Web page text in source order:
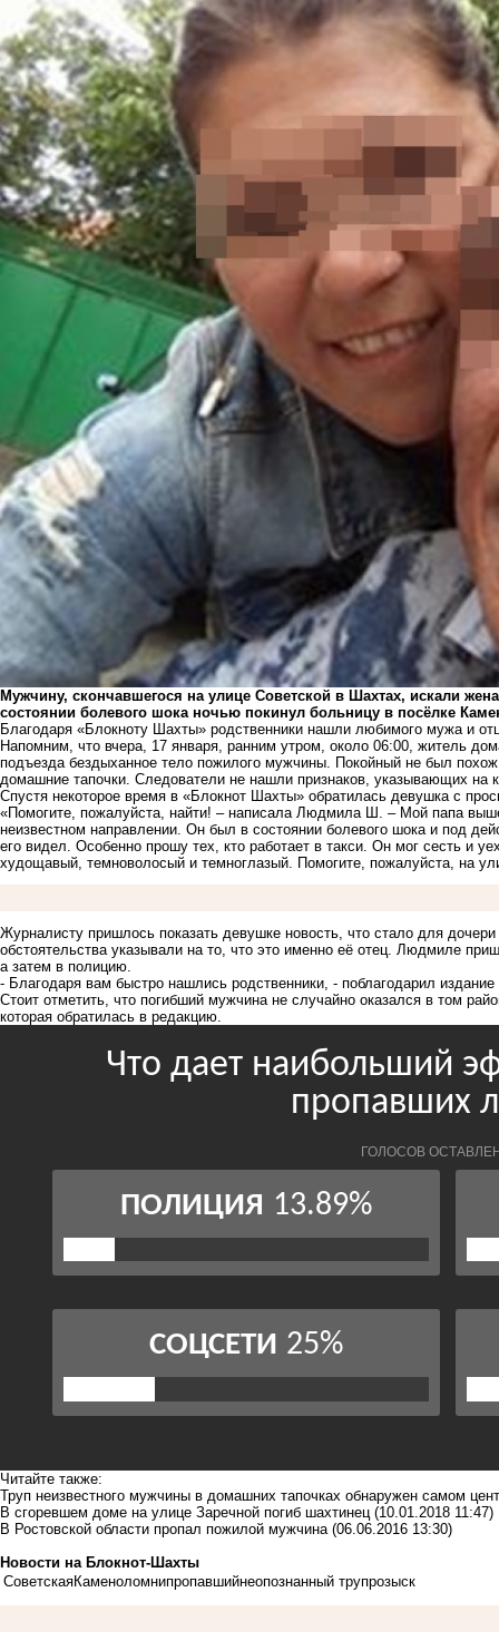
Мужчину, скончавшегося на улице Советской в Шахтах, искали
состоянии болевого шока ночью покинул больницу в посёлке
Благодаря «Блокноту Шахты» родственники нашли любимого мужа и
Напомним, что вчера, 17 января, ранним утром, около 06:00, житель
подъезда бездыханное тело пожилого мужчины . Покойный не был
домашние тапочки. Следователи не нашли признаков, указывающих на
Спустя некоторое время в «Блокнот Шахты» обратилась девушка с
«Помогите, пожалуйста, найти! – написала Людмила Ш. – Мой папа
неизвестном направлении. Он был в состоянии болевого шока и под
его видел. Особенно прошу тех, кто работает в такси. Он мог сесть и
худощавый, темноволосый и темноглазый. Помогите, пожалуйста, на
Журналисту пришлось показать девушке новость, что стало для
обстоятельства указывали на то, что это именно её отец. Людмиле
а затем в полицию.
- Благодаря вам быстро нашлись родственники, - поблагодарил
Стоит отметить, что погибший мужчина не случайно оказался в том
которая обратилась в редакцию.
Читайте также:
Труп неизвестного мужчины в домашних тапочках обнаружен самом
В сгоревшем доме на улице Заречной погиб шахтинец (10.01.2018 11:47)
В Ростовской области пропал пожилой мужчина (06.06.2016 13:30)
Новости на Блoкнoт-Шахты
СоветскаяКаменоломнипропавшийнеопознанный трупрозыск